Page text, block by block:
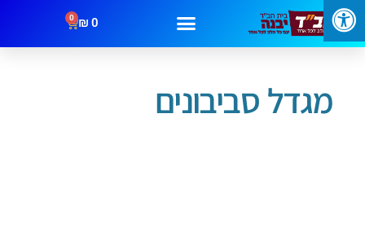
0
₪
0
עמוד הבית/חנוכה/ מגדל סביבונים
מגדל סביבונים